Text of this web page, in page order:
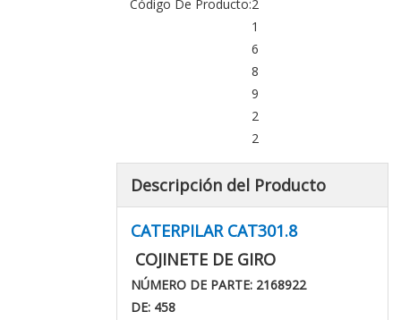
Código De Producto:2
1
6
8
9
2
2
Descripción del Producto
CATERPILAR CAT301.8
COJINETE DE GIRO
NÚMERO DE PARTE: 2168922
DE: 458